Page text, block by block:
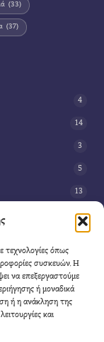
τεχνολογίες όπως
συσκευών. Η
να επεξεργαστούμε
ή μοναδικά
ή η ανάκληση της
και
(33)
(37)
4
14
3
5
13
42
3